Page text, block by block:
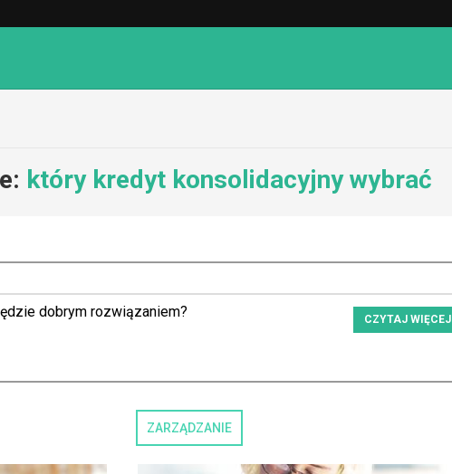
który kredyt konsolidacyjny wybrać
dobrym rozwiązaniem? CZYTAJ WIĘCEJ
ZARZĄDZANIE